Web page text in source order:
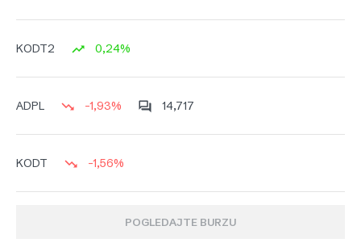
KODT2 0,24%
ADPL -1,93% 14,717
KODT -1,56%
POGLEDAJTE BURZU